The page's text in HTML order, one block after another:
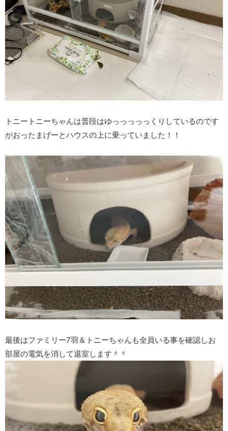
トニートニーちゃんは普段はゆっっっっっくりしているのです
がおったまげーとハウスの上に乗っていました！！
最後はファミリー7羽＆トニーちゃんも全員いる事を確認しお
部屋の電気を消して退室します＾＾